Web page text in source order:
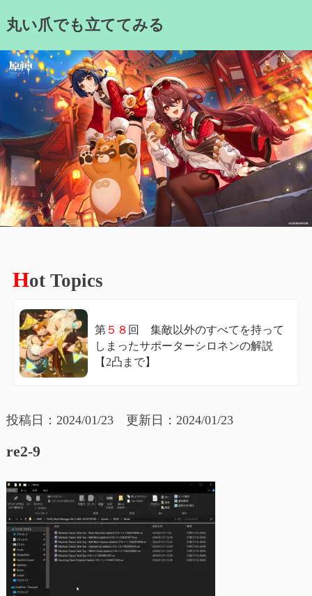
to丸い爪でも立ててみる
Hot Topics
第５８ 回 集敵以外のすべてを持って
しまったサポーターシロネンの解説
【2凸まで】
投稿日：2024/01/23 更新日：2024/01/23
re2-9